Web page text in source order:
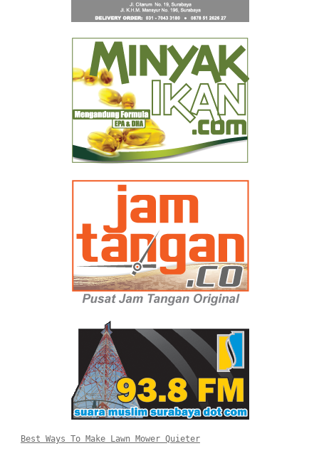
Best Ways To Make Lawn Mower Quieter